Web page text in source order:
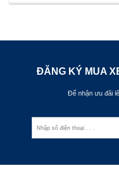
ĐĂNG KÝ MUA
Để nhận ưu đãi